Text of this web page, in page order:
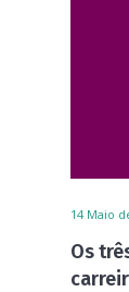
14 Maio
Os